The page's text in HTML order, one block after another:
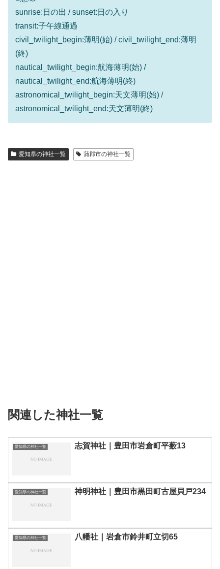
sunrise:日の出 / sunset:日の入り
transit:子午線通過
civil_twilight_begin:薄明(始) / civil_twilight_end:薄明
(終)
nautical_twilight_begin:航海薄明(始) /
nautical_twilight_end:航海薄明(終)
astronomical_twilight_begin:天文薄明(始) /
astronomical_twilight_end:天文薄明(終)
愛知県の神社一覧 蒲郡市の神社一覧
関連した神社一覧
愛知県の神社一覧 志賀神社｜豊田市岩倉町平薮13
愛知県の神社一覧 神明神社｜豊田市黒田町古屋貝戸234
愛知県の神社一覧 八幡社｜岩倉市鈴井町立切65